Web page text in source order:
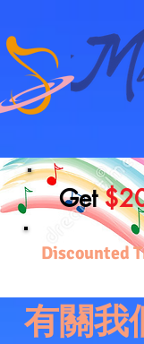
有關我
Discounted
Get